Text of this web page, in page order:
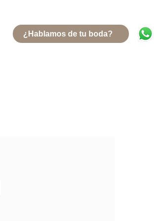
¿Hablamos de tu boda?